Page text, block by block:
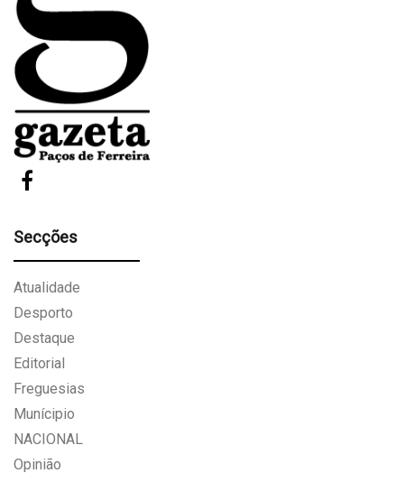
Secções
Atualidade
Desporto
Destaque
Editorial
Freguesias
Munícipio
NACIONAL
Opinião